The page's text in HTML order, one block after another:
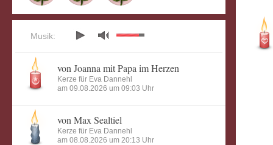
Musik:
von Joanna mit Papa im Herzen
Kerze für Eva Dannehl
am 09.08.2026 um 09:03 Uhr
von Max Sealtiel
Kerze für Eva Dannehl
am 08.08.2026 um 20:13 Uhr